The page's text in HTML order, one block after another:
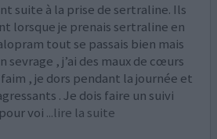
suite à la prise de sertraline. Ils
lorsque je prenais sertraline en
tout se passais bien mais
sevrage , j’ai des maux de cœurs
, je dors pendant la journée et
. Je dois faire un suivi
voi ...lire la suite